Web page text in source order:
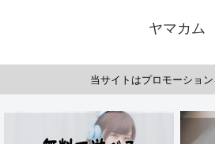
ヤマカム
当サイトはプロモーショ